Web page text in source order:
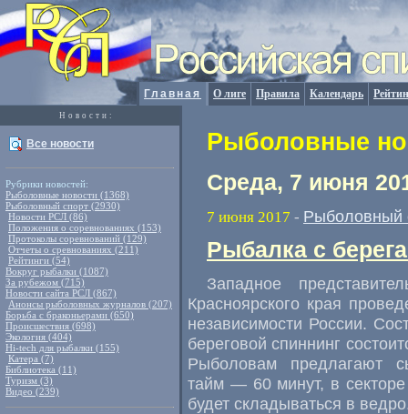
Главная О лиге Правила Календарь
Новости:
Все новости
Рубрики новостей:
Рыболовные новости (1368)
Рыболовный спорт (2930)
Новости РСЛ (86)
Положения о соревнованиях (153)
Протоколы соревнований (129)
Отчеты о сревнованиях (211)
Рейтинги (54)
Вокруг рыбалки (1087)
За рубежом (715)
Новости сайта РСЛ (867)
Анонсы рыболовных журналов (207)
Борьба с браконьерами (650)
Происшествия (698)
Экология (404)
Hi-tech для рыбалки (155)
Катера (7)
Библиотека (11)
Туризм (3)
Видео (239)
Рыболовные
Среда, 7 июня
7 июня 2017 - Рыболовный
Рыбалка с
Западное
Красноярского края
независимости России.
береговой спиннинг
Рыболовам предлагают
тайм — 60 минут, в
будет складываться в